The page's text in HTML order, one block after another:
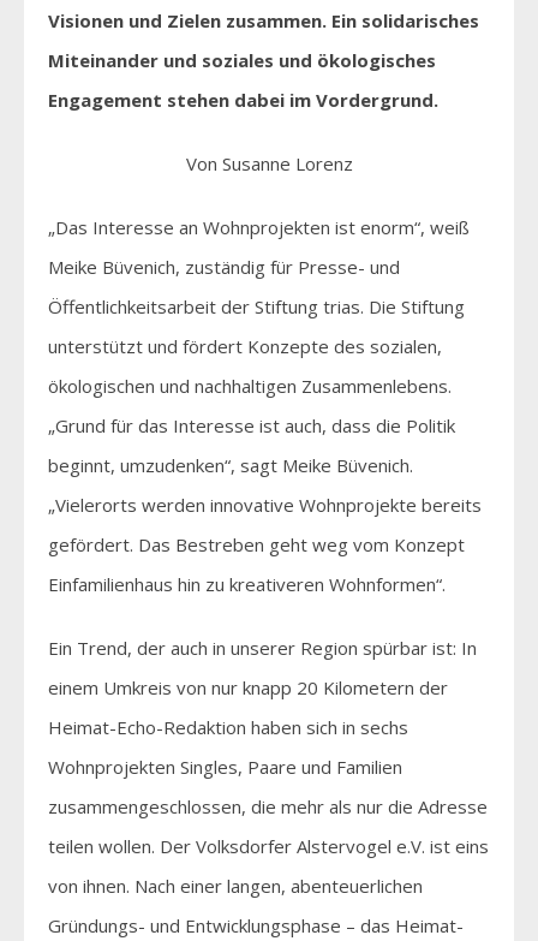
Visionen und Zielen zusammen. Ein solidarisches
Miteinander und soziales und ökologisches
Engagement stehen dabei im Vordergrund.
Von Susanne Lorenz
„Das Interesse an Wohnprojekten ist enorm“, weiß
Meike Büvenich, zuständig für Presse- und
Öffentlichkeitsarbeit der Stiftung trias. Die Stiftung
unterstützt und fördert Konzepte des sozialen,
ökologischen und nachhaltigen Zusammenlebens.
„Grund für das Interesse ist auch, dass die Politik
beginnt, umzudenken“, sagt Meike Büvenich.
„Vielerorts werden innovative Wohnprojekte bereits
gefördert. Das Bestreben geht weg vom Konzept
Einfamilienhaus hin zu kreativeren Wohnformen“.
Ein Trend, der auch in unserer Region spürbar ist: In
einem Umkreis von nur knapp 20 Kilometern der
Heimat-Echo-Redaktion haben sich in sechs
Wohnprojekten Singles, Paare und Familien
zusammengeschlossen, die mehr als nur die Adresse
teilen wollen. Der Volksdorfer Alstervogel e.V. ist eins
von ihnen. Nach einer langen, abenteuerlichen
Gründungs- und Entwicklungsphase – das Heimat-